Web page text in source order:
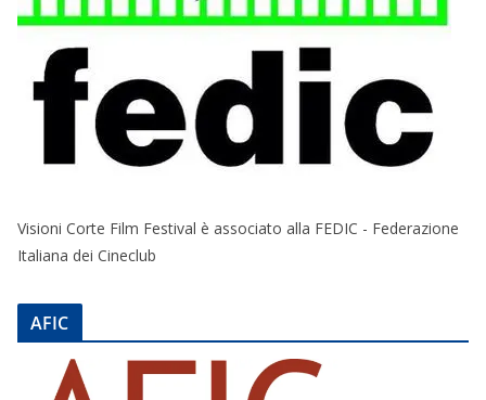
Visioni Corte Film Festival è associato alla FEDIC - Federazione
Italiana dei Cineclub
AFIC